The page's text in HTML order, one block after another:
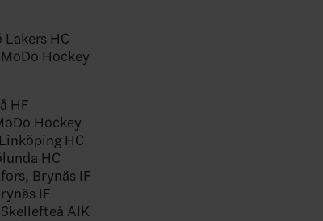
Lakers HC
Hockey
HF
Hockey
HC
HC
Brynäs IF
IF
AIK